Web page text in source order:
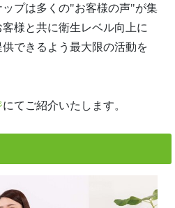
プは多くの"お客様の声"が集
様と共に衛生レベル向上に
できるよう最大限の活動を
にてご紹介いたします。